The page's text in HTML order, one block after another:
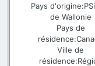
Pays d'origine:
de Wallonie
Pays de
résidence:
Ville de
résidence: